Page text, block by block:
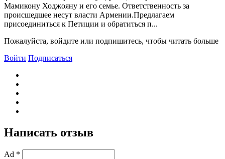
Мамикону Ходжояну и его семье. Ответственность за
происшедшее несут власти Армении.Предлагаем
присоединиться к Петиции и обратиться п...
Пожалуйста, войдите или подпишитесь, чтобы читать больше
Войти Подписаться
Написать отзыв
Ad *